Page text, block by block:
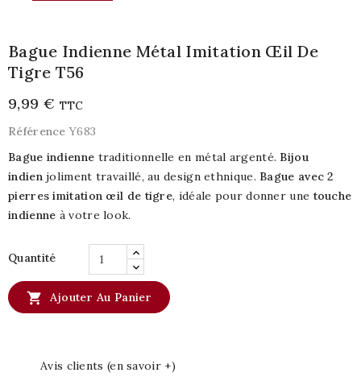
Bague Indienne Métal Imitation Œil De
Tigre T56
9,99 € TTC
Référence Y683
Bague indienne traditionnelle en métal argenté. Bijou
indienjoliment travaillé, au design ethnique. Bague avec 2
pierres imitation œil de tigre, idéale pour donner une touche
indienne à votre look.
Quantité
 Ajouter Au Panier
Avis clients (en savoir +)